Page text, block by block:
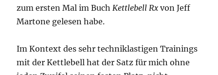
zum ersten Mal im BuchKettlebell Rx von Jeff
Martone gelesen habe.
Im Kontext des sehr techniklastigen Trainings
mit der Kettlebell hat der Satz für mich ohne